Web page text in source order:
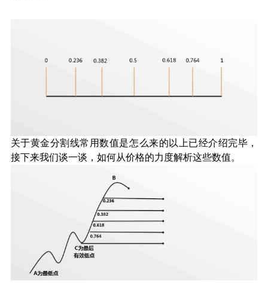
关于黄金分割线常用数值是怎么来的以上已经介绍完毕，
接下来我们谈一谈，如何从价格的力度解析这些数值。